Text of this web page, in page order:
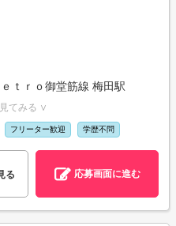
ｔｒｏ御堂筋線 梅田駅
てみる ∨
フリーター歓迎 学歴不問
る 応募画面に進む